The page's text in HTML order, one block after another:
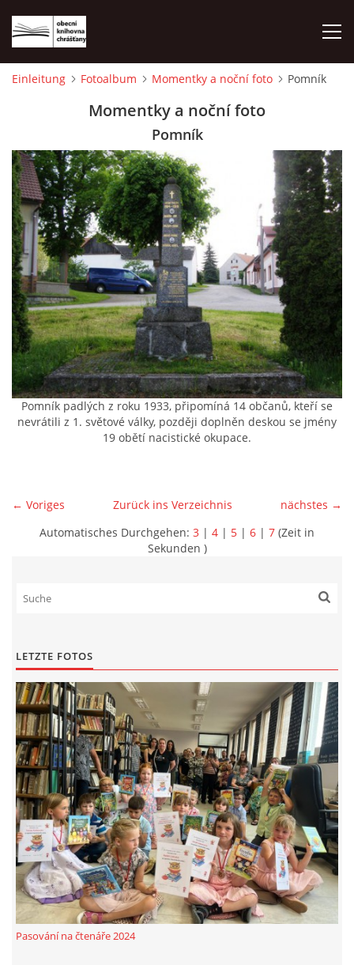
© 2026 eStránky.cz |WebSlice |Drucken|Aktualisiert: 1. 8. 2026 |
Nach oben ↑
Einleitung Fotoalbum Momentky a noční foto Pomník
Momentky a noční foto
Pomník
Pomník padlých z roku 1933, připomíná 14 občanů, kteří se
nevrátili z 1. světové války, později doplněn deskou se jmény
19 obětí nacistické okupace.
← Voriges nächstes →
Zurück ins Verzeichnis
Automatisches Durchgehen: 3 | 4 | 5 | 6 | 7 (Zeit in
Sekunden )
LETZTE FOTOS
Pasování na čtenáře 2024